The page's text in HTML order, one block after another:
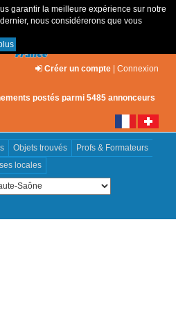
garantir la meilleure expérience sur notre
nous considérerons que vous
Créer un compte | Connexion
postés parmi 5485 annonceurs
Objets trouvés
Profs & Formateurs
locales